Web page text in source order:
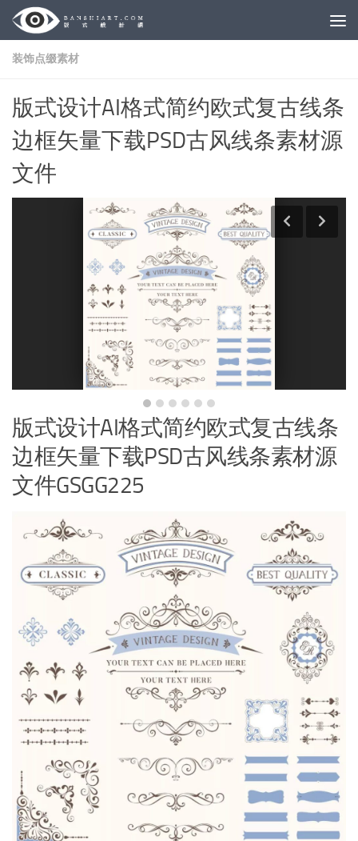
Skip to content
装饰点缀素材
版式设计AI格式简约欧式复古线条
边框矢量下载PSD古风线条素材源
文件
版式设计AI格式简约欧式复古线条
边框矢量下载PSD古风线条素材源
文件GSGG225